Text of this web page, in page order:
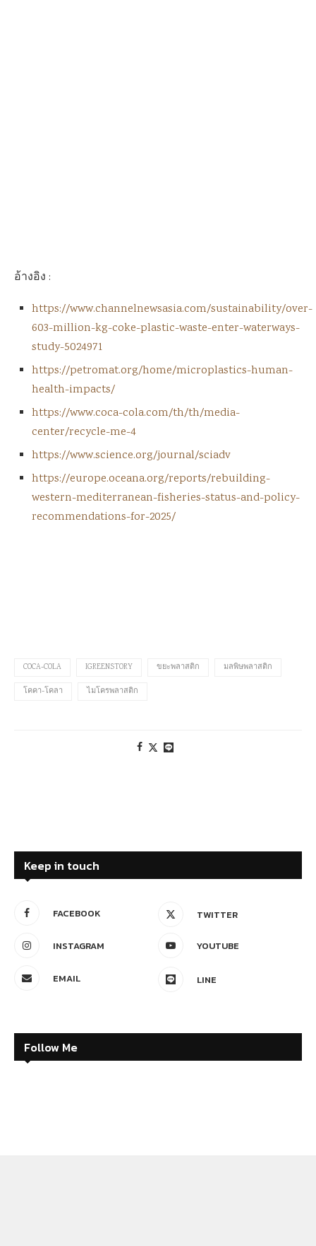
อ้างอิง :
https://www.channelnewsasia.com/sustainability/over-
603-million-kg-coke-plastic-waste-enter-waterways-
study-5024971
https://petromat.org/home/microplastics-human-
health-impacts/
https://www.coca-cola.com/th/th/media-
center/recycle-me-4
https://www.science.org/journal/sciadv
https://europe.oceana.org/reports/rebuilding-
western-mediterranean-fisheries-status-and-policy-
recommendations-for-2025/
COCA-COLA IGREENSTORY ขยะพลาสติก มลพิษพลาสติก
โคคา-โคลา ไมโครพลาสติก
Keep in touch
FACEBOOK TWITTER
INSTAGRAM YOUTUBE
EMAIL LINE
Follow Me